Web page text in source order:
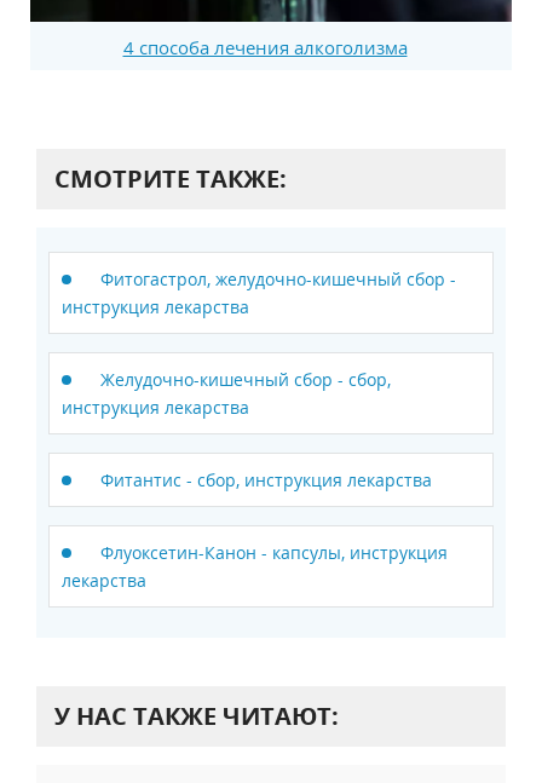
4 способа лечения алкоголизма
СМОТРИТЕ ТАКЖЕ:
Фитогастрол, желудочно-кишечный сбор -
инструкция лекарства
Желудочно-кишечный сбор - сбор,
инструкция лекарства
Фитантис - сбор, инструкция лекарства
Флуоксетин-Канон - капсулы, инструкция
лекарства
У НАС ТАКЖЕ ЧИТАЮТ: